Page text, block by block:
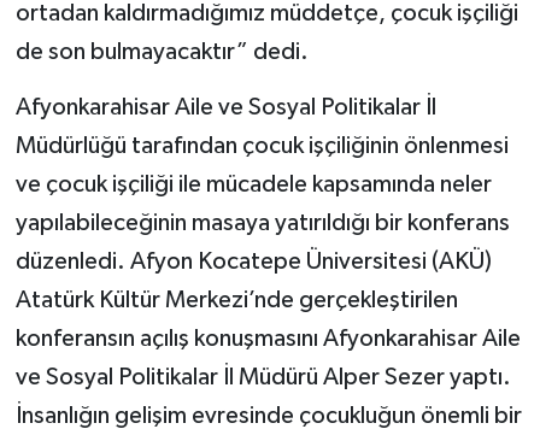
ortadan kaldırmadığımız müddetçe, çocuk işçiliği
de son bulmayacaktır” dedi.
Afyonkarahisar Aile ve Sosyal Politikalar İl
Müdürlüğü tarafından çocuk işçiliğinin önlenmesi
ve çocuk işçiliği ile mücadele kapsamında neler
yapılabileceğinin masaya yatırıldığı bir konferans
düzenledi. Afyon Kocatepe Üniversitesi (AKÜ)
Atatürk Kültür Merkezi’nde gerçekleştirilen
konferansın açılış konuşmasını Afyonkarahisar Aile
ve Sosyal Politikalar İl Müdürü Alper Sezer yaptı.
İnsanlığın gelişim evresinde çocukluğun önemli bir